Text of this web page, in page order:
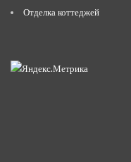
Отделка коттеджей